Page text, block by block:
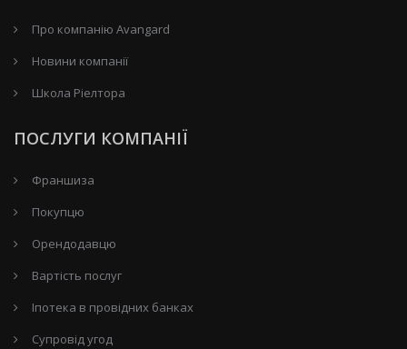
Про компанію Avangard
Новини компанії
Школа Ріелтора
ПОСЛУГИ КОМПАНІЇ
Франшиза
Покупцю
Орендодавцю
Вартість послуг
Іпотека в провідних банках
Супровід угод